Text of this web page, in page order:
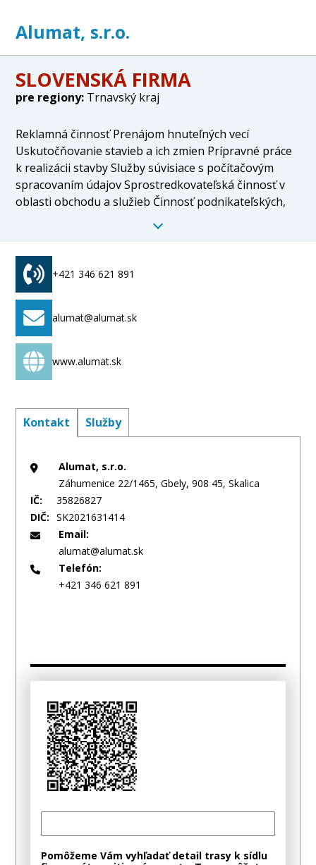
Alumat, s.r.o.
SLOVENSKÁ FIRMA
pre regiony: Trnavský kraj
Reklamná činnosť Prenájom hnuteľných vecí
Uskutočňovanie stavieb a ich zmien Prípravné práce
k realizácii stavby Služby súvisiace s počítačovým
spracovaním údajov Sprostredkovateľská činnosť v
oblasti obchodu a služieb Činnosť podnikateľských,
a interiérov Kúpa tovaru za účelom jeho predaja
konečnému spotrebiteľovi (maloobchod) v rozsahu
voľnej živnosti Kúpa tovaru za účelom jeho predaja
iným prevádzkovateľom živnosti (veľkoobchod) v
rozsahu voľnej živnosti
+421 346 621 891
alumat@alumat.sk
www.alumat.sk
Kontakt Služby
Alumat, s.r.o.
Záhumenice 22/1465, Gbely, 908 45, Skalica
IČ:
35826827
DIČ:
SK2021631414
Email:
alumat@alumat.sk
Telefón:
+421 346 621 891
Pomôžeme Vám vyhľadať detail trasy k sídlu